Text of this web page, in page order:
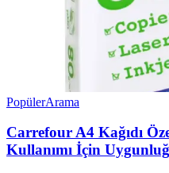
PopülerArama
Carrefour A4 Kağıdı
Kullanımı İçin